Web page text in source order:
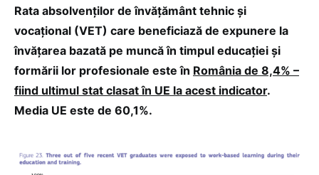
Rata absolvenților de învățământ tehnic și
vocațional (VET) care beneficiază de expunere la
învățarea bazată pe muncă în timpul educației și
formării lor profesionale este în România de 8,4% –
fiind ultimul stat clasat în UE la acest indicator.
Media UE este de 60,1%.